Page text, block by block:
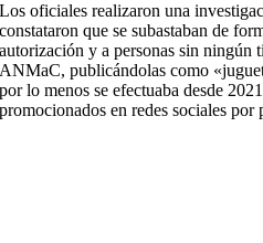
Los oficiales realizaron una
constataron que se subastaban de
autorización y a personas sin ningún
ANMaC, publicándolas como
por lo menos se efectuaba desde
promocionados en redes sociales por